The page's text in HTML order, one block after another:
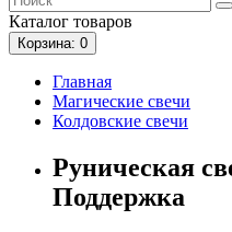
Каталог товаров
Корзина: 0
Главная
Магические свечи
Колдовские свечи
Руническая
Поддержка